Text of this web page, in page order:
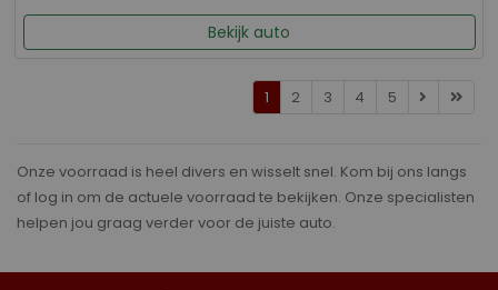
Bekijk auto
1 2 3 4 5
Onze voorraad is heel divers en wisselt snel. Kom bij ons langs
of log in om de actuele voorraad te bekijken. Onze specialisten
helpen jou graag verder voor de juiste auto.